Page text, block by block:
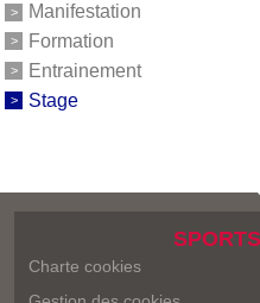
Manifestation
Formation
Entrainement
Stage
SPORTS
Charte cookies